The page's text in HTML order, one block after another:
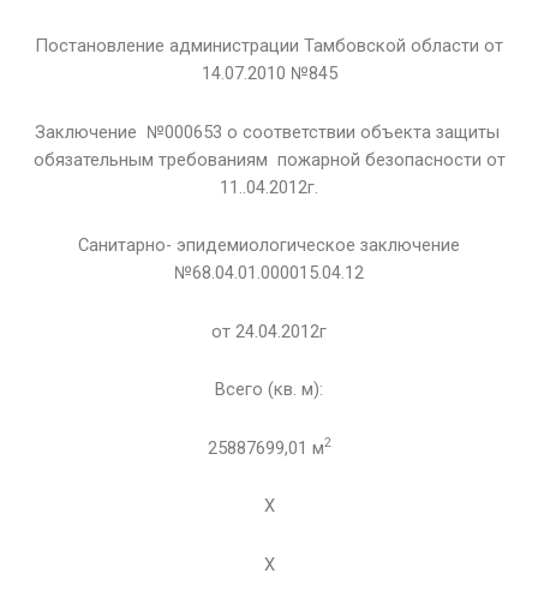
Постановление администрации Тамбовской области от
14.07.2010 №845
Заключение №000653 о соответствии объекта защиты
обязательным требованиям пожарной безопасности от
11..04.2012г.
Санитарно- эпидемиологическое заключение
№68.04.01.000015.04.12
от 24.04.2012г
Всего (кв. м):
25887699,01 м2
X
X